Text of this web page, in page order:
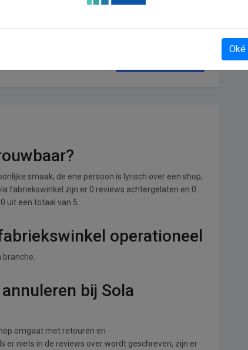
smaak, de ene persoon is lyrisch over een shop,
fabriekswinkel zijn er 0 reviews achtergelaten en 0
uit een totaal van 5.
operationeel
bij Sola
omgaat met retouren en
er niets in de reviews over wordt geschreven, zijn er
Oké